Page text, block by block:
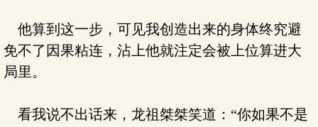
他算到这一步，可见我创造出来的身体终究避
免不了因果粘连，沾上他就注定会被上位算进大
局里。
看我说不出话来，龙祖桀桀笑道：“你如果不是